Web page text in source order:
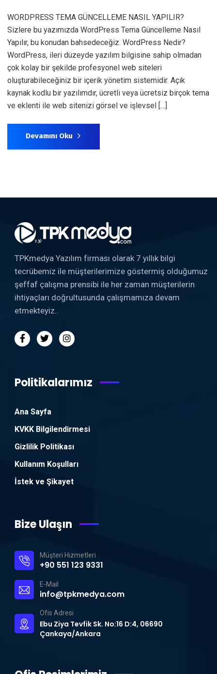
WORDPRESS TEMA GÜNCELLEME NASIL YAPILIR?
Sizlere bu yazımızda WordPress Tema Güncelleme Nasıl
Yapılır, bu konudan bahsedeceğiz. WordPress Nedir?
WordPress, ileri düzeyde yazılım bilgisine sahip olmadan
çok kolay bir şekilde profesyonel web siteleri
oluşturabileceğiniz bir içerik yönetim sistemidir. Açık
kaynak kodlu bir yazılımdır, ücretli veya ücretsiz birçok tema
ve eklenti ile web sitenizi görsel ve işlevsel […]
Devamını Oku
TPKmedya Yazılım firması olarak 7 yıllık bilgi
tecrübemiz ile müşterilerimize göstermiş olduğumuz
şeffaf çalışma prensibi ile her zaman müşterilerin
ihtiyaçları doğrultusunda çalışmamıza devam
etmekteyiz..
Politikalarımız
Ana Sayfa
KVKK Bilgilendirmesi
Gizlilik Politikası
Kullanım Koşulları
İstek ve Şikayet
Bize Ulaşın
Müşteri Hizmetleri
+90 551 123 9331
E-Mail
info@tpkmedya.com
Ofis Adresi
Ebu Ziya Tevfik Sk. No:16 D:4, 06690
Çankaya/Ankara